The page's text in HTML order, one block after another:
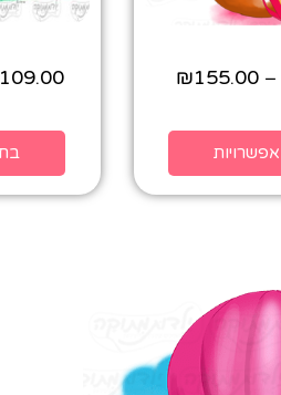
–
₪155.00
109.00